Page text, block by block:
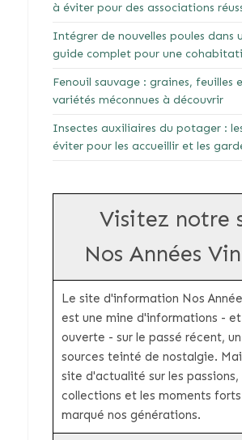
à éviter pour des associations
Intégrer de nouvelles poules dans
guide complet pour une
Fenouil sauvage : graines, feuilles
variétés méconnues à découvrir
Insectes auxiliaires du potager :
éviter pour les accueillir et les
Visitez notre
Nos Années
Le site d'information Nos
est une mine d'informations -
ouverte - sur le passé récent,
sources teinté de nostalgie.
site d'actualité sur les passions,
collections et les moments
marqué nos générations.